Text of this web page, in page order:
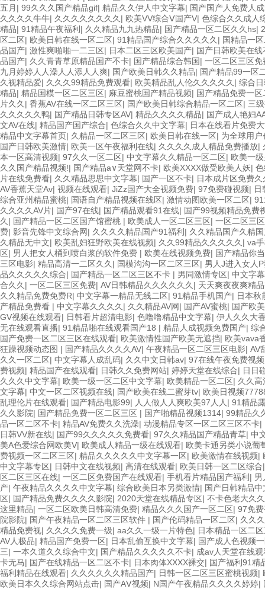
五月 | 99久久久国产精品gif| 精品久久伊人中文字幕| 国产国产人免费人
久久久久牛牛| 久久久久久久久久 | 欧美VV综合Ⅴ国产V| 色综合久久成人
精品| 91精品午夜福利 | 久久精品九九热精品| 国产精品一区二区久久hs|
区二区| 欧美日韩在线一区二区| 91精品国产综合久久久久久 | 国精品一
品国产| 激性爽啪啪一二三区| 日本二区三区欧美国产| 国产日韩欧美在
品国产| 久久青青草原精品国产不卡| 国产精品综合韩国| 一区二区三区免
九月婷婷人人澡人人添人人爽| 国产欧美日韩久久精品| 国产精品99一区
久视精品爱| 久久久99精品免费观看| 欧美精品乱人伦久久久久久 | 综合
精品| 精品国模一区二区三区| 麻豆蜜桃国产精品视频| 国产精品免费一
片久久 | 香蕉AV在线一区二区三区| 国产欧美日韩综合精品一区二区| 三
久久久久久鸭| 国产精品日韩专区AV| 精品久久久久精品| 国产成人艳妇
文AV在线| 精品国产国产综合| 色综合久久中文字幕| 日本在线看片免费
精品中文字幕首页| 久精品一区二区三区| 欧美日韩在线一区| 为全球用
国产日韩欧美激情| 欧美一区午夜福利在线| 久久久久成人精品免费播放|
本一区高清视频| 97久久一区二区| 中文字幕久久精品一区二区| 欧美一
久久国产精品视频!| 国产精品а∨天堂网不卡| 欧美XXXX做受欧美人妖|
片在线免费看| 久久精品思思中文字幕| 国产一区不卡| 日本成片区免费久
AV香蕉天堂Av| 视频在线观看| JiZz国产大全视频免费| 97免费碰视频| 日
综合亚州精品蜜桃| 国语自产精品视频在线区| 激情动图欧美一区二区|
久久久久AV片| 国产97在线| 国产精品观看91在线| 国产99视频精品免费
久 | 国产精品一区二区国产馆蜜桃 | 欧美成人一区二区三区| 一区二区三
费| 影音先锋中文综合网| 久久久久精品国产91福利 | 久久精品国产久精
久精品无中文| 欧美乱妇狂野欧美在线视频| 久久99精品久久久久久 | va
区| 男人把女人桶到喷白浆的软件免费 | 欧美在线视频免费| 国产精品你
三区电影| 精品高清一二区久久 | 国模沟沟一区二区三区| 男人J进入女人
品久久久久久综合| 国产精品一区二区三区不卡 | 男同激情专区| 中文字
合久久 | 一区二区三区免费| AV日韩精品久久久久久久 | 天天爽夜夜爽精
久久精品免费免费R| 中文字幕一精品无线二区| 91精品手机国产| 日本秋
产精品免费看 | 中文字幕久久久久 | 久久精品AV网| 国产AV蜜桃| 国产欧
GV视频在线观看| 日韩看片超清电影| 色噜噜精品中文字幕| 伊人久久大
无在线观看直播| 91精品啪在线观看国产18 | 精品人成视频免费国产| 综
国产免费一区二区三区在线观看| 欧美激情性国产欧美无遮挡| 欧美vava
狂躁视频动态图 | 国产精品久久久久AV| 午夜精品一区二区三区电影| AV
久久一区二区| 中文字幕人成乱码| 久久中文日韩av| 97在线午夜免费视频
费视频| 精品国产在线观看| 日韩久久免费网站| 婷婷天堂在线综合| 日日
久久久中文字幕| 欧美一级一区二区中文字幕| 欧美精品一区二区| 久久高
文字幕| 中文一区二区视频在线| 国产欧美在线二蜜芽tv| 欧美日视频
乱理伦片在线观看| 国产精品电影99| 人人做人人爽欧美97人人 | 91精品
久久影院| 国产精品免费一区二区三区 | 国产啪精品视频1314| 99精品久
品一区二区不卡| 精品AV免费久久洗澡| 动漫精品专区一区二区三区不卡|
日韩VV新在线| 国产99久久久久久免费看| 97久久精品国产精品青草| 中
美A色爱综合网欧美V| 欧美成人精品一级在线观看| 欧美卡通另类小说葡
费视频一区二区三区| 精品久久久久久中文字幕一区| 欧美激情在线视频|
中文字幕专区| 日韩中文在线视频| 高清在线观看| 欧美日韩一区二区综合
区二区三区在线| 一区二区免费国产在线观看| 手机看片精品国产福利 | 男
产| 午夜精品久久久久中文字幕| 综合欧美日本另类激情| 国产日韩精品中
区| 国产精品免费久久久久影院| 2020天堂在线精品专区| 不卡色老大久
这里精品| 一区二区欧美日韩高清免费| 精品久久久国产一区二区| 97免
院影院| 国产午夜精品一区二区三区软件 | 国产伦码精品一区二区| 久久
精品免费视| 久久久久免费一级| aa久久一级一片特色| 日本精品一区二
AV人极品| 精品国产免费一区| 日本乱偷互换中文字幕| 国产成人色视频
三| 一本久道久久综合中文| 国产精品久久久久久不卡| 成av人天堂在线观
卡无马| 国产在线精品一区二区不卡| 日本肉体XXXX裸交| 国产福利91精
福利精品在线观看| 久久久久久久精品国产| 日韩一区二区三区蜜桃视频|
欧美日本久久综合网站点击| 国产AⅤ视频| N国产午夜精品久久久久婷婷|